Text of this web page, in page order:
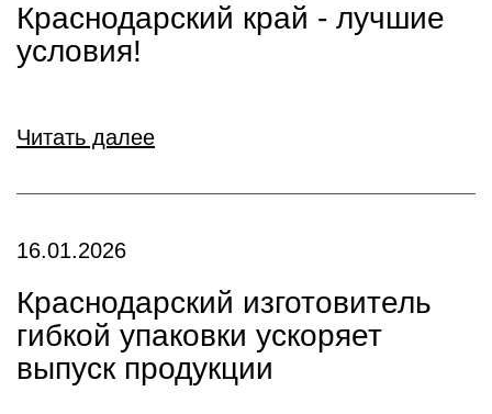
Краснодарский край - лучшие
условия!
Читать далее
16.01.2026
Краснодарский изготовитель
гибкой упаковки ускоряет
выпуск продукции